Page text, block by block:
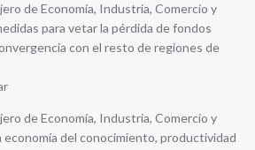
de Economía, Industria, Comercio y
para vetar la pérdida de fondos
con el resto de regiones de
de Economía, Industria, Comercio y
economía del conocimiento, productividad